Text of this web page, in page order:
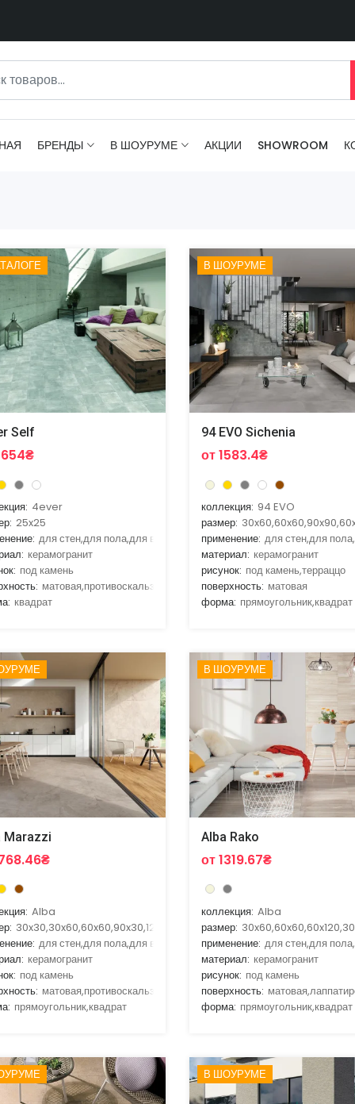
БРЕНДЫ В ШОУРУМЕ АКЦИИ SHOWROOM
Self
4ever
25x25
для стен,для пола,для ванной,для гостиной,для кухни
керамогранит
под камень
матовая,противоскальзящая
квадрат
В ШОУРУМЕ
94 EVO Sichenia
от 1583.4₴
коллекция: 94 EVO
размер:
применение: для стен,для
материал: керамогранит
рисунок: под камень,терраццо
поверхность: матовая
форма: прямоугольник,квадрат
Marazzi
Alba
30x30,30x60,60x60,90x30,120x20
для стен,для пола,для ванной,для гостиной,для кухни
керамогранит
под камень
матовая,противоскальзящая
прямоугольник,квадрат
В ШОУРУМЕ
Alba Rako
от 1319.67₴
коллекция: Alba
размер:
применение: для стен,для
материал: керамогранит
рисунок: под камень
поверхность:
форма: прямоугольник,квадрат
В ШОУРУМЕ